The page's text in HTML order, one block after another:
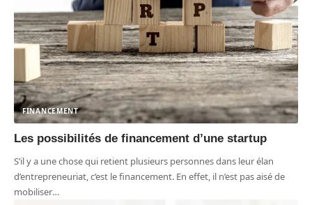
FINANCEMENT
Les possibilités de financement d’une startup
S’il y a une chose qui retient plusieurs personnes dans leur élan
d’entrepreneuriat, c’est le financement. En effet, il n’est pas aisé de
mobiliser…